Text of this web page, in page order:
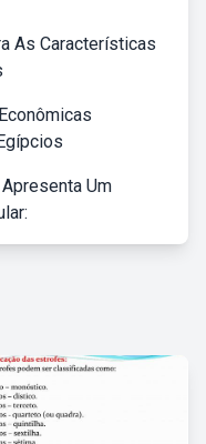
As Características
Um